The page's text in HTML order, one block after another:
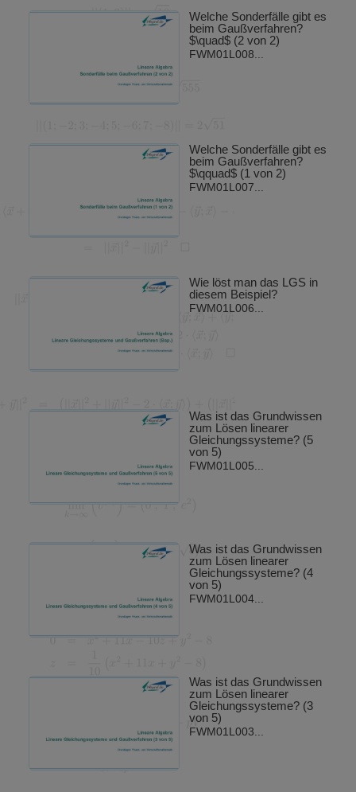
Welche Sonderfälle gibt es
beim Gaußverfahren?
$\quad$ (2 von 2)
FWM01L008...
Welche Sonderfälle gibt es
beim Gaußverfahren?
$\qquad$ (1 von 2)
FWM01L007...
Wie löst man das LGS in
diesem Beispiel?
FWM01L006...
Was ist das Grundwissen
zum Lösen linearer
Gleichungssysteme? (5
von 5)
FWM01L005...
Was ist das Grundwissen
zum Lösen linearer
Gleichungssysteme? (4
von 5)
FWM01L004...
Was ist das Grundwissen
zum Lösen linearer
Gleichungssysteme? (3
von 5)
FWM01L003...